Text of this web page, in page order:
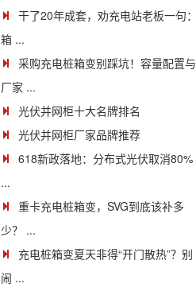
干了20年成套，劝充电站老板一句：
箱 ...
采购充电桩箱变别踩坑！容量配置与
厂家 ...
光伏并网柜十大名牌排名
光伏并网柜厂家品牌推荐
618新政落地：分布式光伏取消80%
...
重卡充电桩箱变，SVG到底该补多
少？ ...
充电桩箱变夏天非得“开门散热”？别
闹 ...